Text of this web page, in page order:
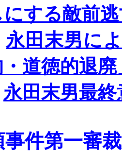
する敵前
永田末男に
道徳的退廃
永田末男最
事件第一審